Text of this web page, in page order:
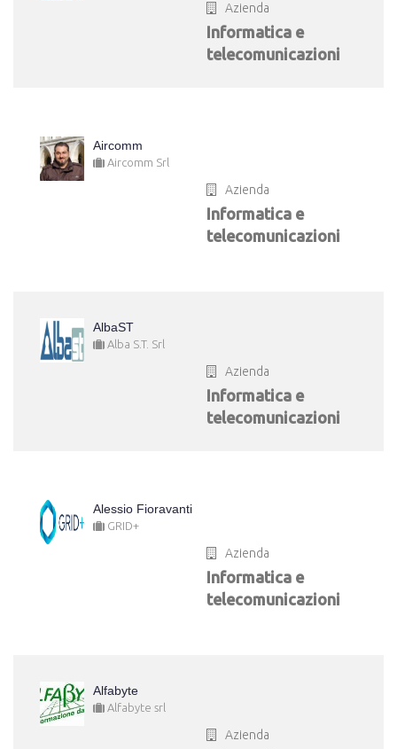
Azienda
Informatica e
telecomunicazioni
Aircomm
Aircomm Srl
Azienda
Informatica e
telecomunicazioni
AlbaST
Alba S.T. Srl
Azienda
Informatica e
telecomunicazioni
Alessio Fioravanti
GRID+
Azienda
Informatica e
telecomunicazioni
Alfabyte
Alfabyte srl
Azienda